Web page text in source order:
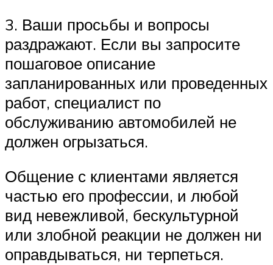
3. Ваши просьбы и вопросы
раздражают. Если вы запросите
пошаговое описание
запланированных или проведенных
работ, специалист по
обслуживанию автомобилей не
должен огрызаться.
Общение с клиентами является
частью его профессии, и любой
вид невежливой, бескультурной
или злобной реакции не должен ни
оправдываться, ни терпеться.